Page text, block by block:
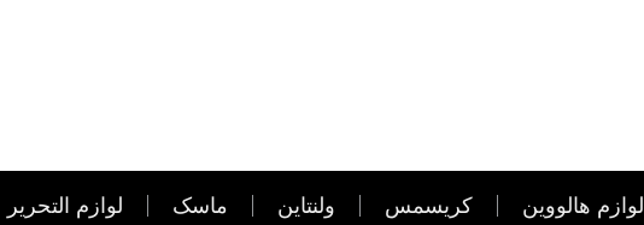
لوازم هالووین کریسمس ولنتاین ماسک لوازم التحریر